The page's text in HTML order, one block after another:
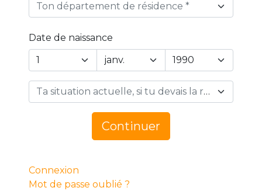
Ton département de résidence *
Date de naissance
Year
Day
Ta situation actuelle, si tu devais la résumer en 1 mot… *
Continuer
Connexion
Mot de passe oublié ?